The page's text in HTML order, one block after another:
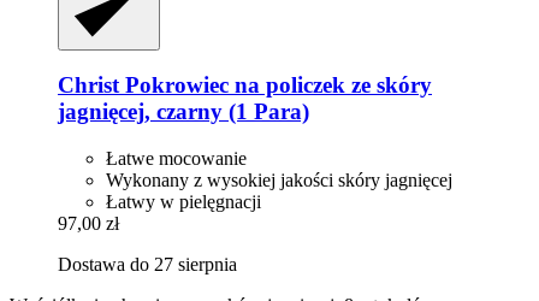
ChristPokrowiec na policzek ze skóry
jagnięcej, czarny (1 Para)
Łatwe mocowanie
Wykonany z wysokiej jakości skóry jagnięcej
Łatwy w pielęgnacji
97,00 zł
Dostawa do 27 sierpnia